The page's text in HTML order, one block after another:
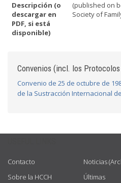
Descripción (o
descargar en
PDF, si está
disponible)
(published on
Society of
Convenios (incl. los
Convenio de 25 de octubre de
de la Sustracción Internacional
Contacto
Sobre la HCCH
Noticias
Últimas